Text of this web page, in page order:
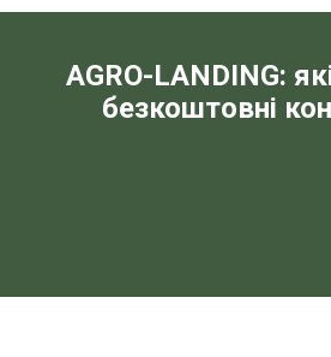
AGRO-LANDING:
безкоштовні